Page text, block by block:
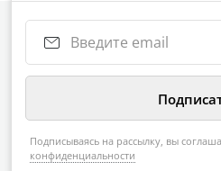
Подписываясь на рассылку, вы
конфиденциальности